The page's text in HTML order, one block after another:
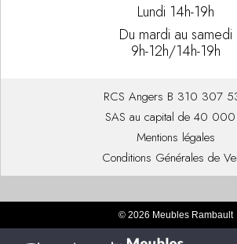
Lundi 14h-19h
Du mardi au samedi
9h-12h/14h-19h
RCS Angers B 310 307
SAS au capital de 40
Mentions légales
Conditions Générales de
© 2026 Meubles Rambault